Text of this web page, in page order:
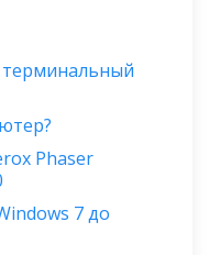
Phaser
7 до